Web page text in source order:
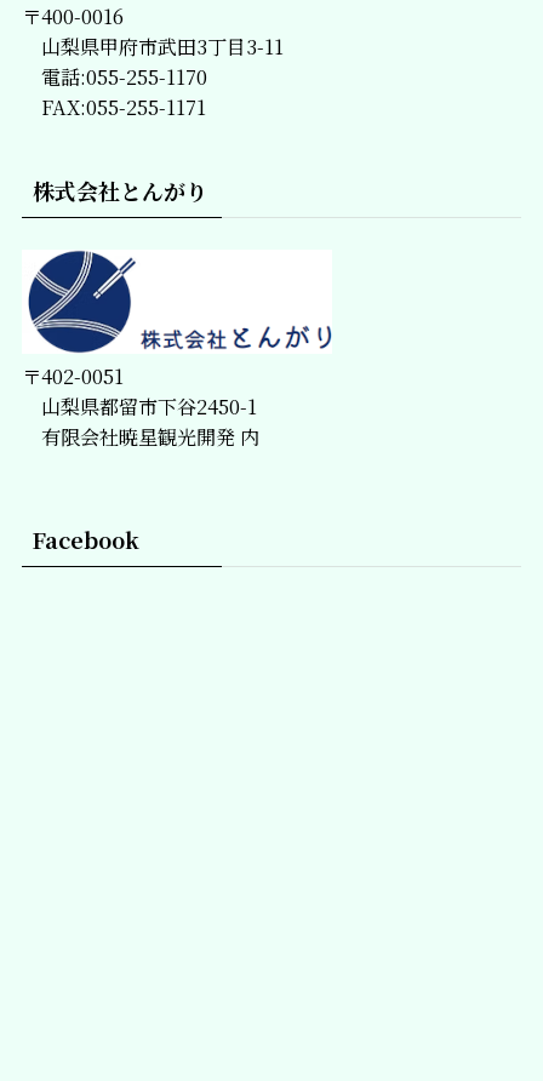
〒400-0016
山梨県甲府市武田3丁目3-11
電話:055-255-1170
FAX:055-255-1171
株式会社とんがり
〒402-0051
山梨県都留市下谷2450-1
有限会社暁星観光開発 内
Facebook